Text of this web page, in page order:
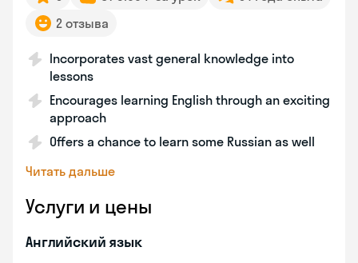
2 отзыва
Incorporates vast general knowledge into
lessons
Encourages learning English through an exciting
approach
Offers a chance to learn some Russian as well
Читать дальше
Услуги и цены
Английский язык